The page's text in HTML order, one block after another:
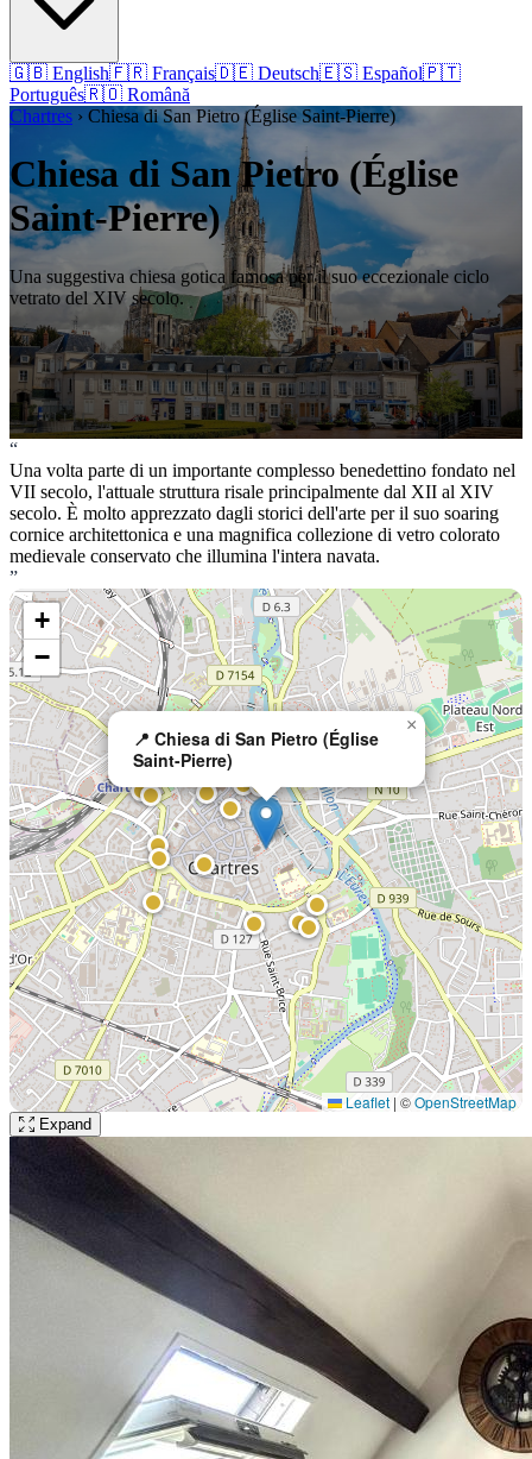
🇬🇧 English🇫🇷 Français🇩🇪 Deutsch🇪🇸 Español🇵🇹
Português🇷🇴 Română
Chartres › Chiesa di San Pietro (Église Saint-Pierre)
Chiesa di San Pietro (Église
Saint-Pierre)
Una suggestiva chiesa gotica famosa per il suo eccezionale ciclo
vetrato del XIV secolo.
“
Una volta parte di un importante complesso benedettino fondato nel
VII secolo, l'attuale struttura risale principalmente dal XII al XIV
secolo. È molto apprezzato dagli storici dell'arte per il suo soaring
cornice architettonica e una magnifica collezione di vetro colorato
medievale conservato che illumina l'intera navata.
”
📍 Chiesa di San Pietro (Église
Saint-Pierre)
×
+
−
Leaflet | ©OpenStreetMap
Expand